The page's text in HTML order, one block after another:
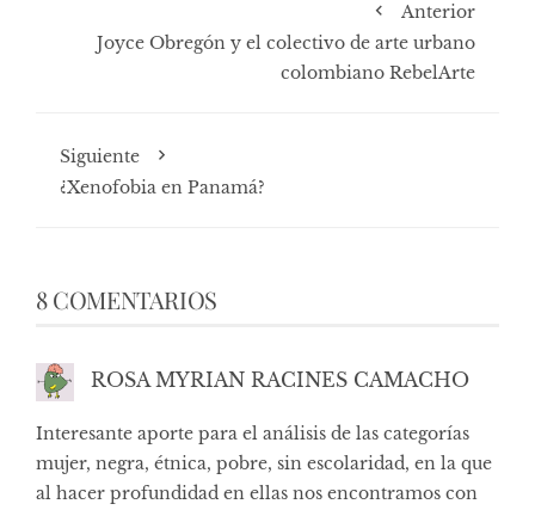
Anterior
Joyce Obregón y el colectivo de arte urbano
colombiano RebelArte
Siguiente
¿Xenofobia en Panamá?
8 COMENTARIOS
ROSA MYRIAN RACINES CAMACHO
Interesante aporte para el análisis de las categorías
mujer, negra, étnica, pobre, sin escolaridad, en la que
al hacer profundidad en ellas nos encontramos con